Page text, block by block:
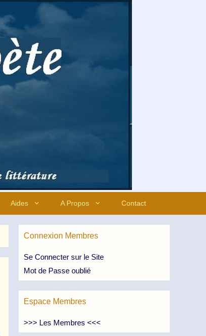
Aides A Propos Contact
Connexion Membres
Se Connecter sur le Site
Mot de Passe oublié
Espace Membres
>>> Les Membres <<<